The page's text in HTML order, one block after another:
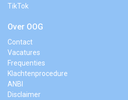
TikTok
Over OOG
Contact
Vacatures
Frequenties
Klachtenprocedure
ANBI
Disclaimer